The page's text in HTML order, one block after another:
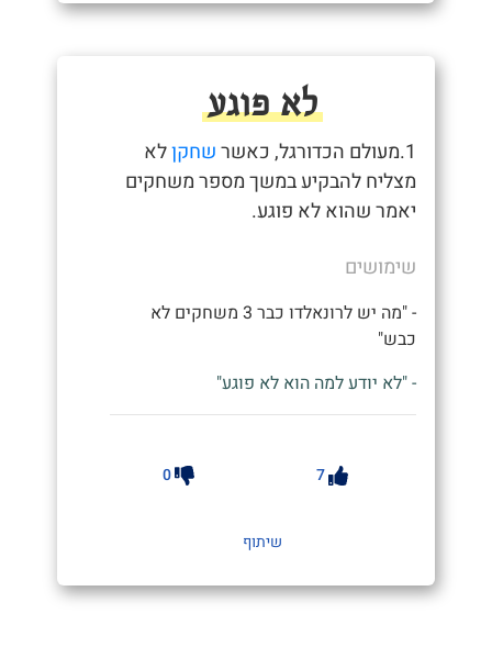
לא פוגע
1.מעולם הכדורגל, כאשר שחקןלא
מצליח להבקיע במשך מספר משחקים
יאמר שהוא לא פוגע.
שימושים
- "מה יש לרונאלדו כבר 3 משחקים לא
כבש"
- "לא יודע למה הוא לא פוגע"
7
0
שיתוף